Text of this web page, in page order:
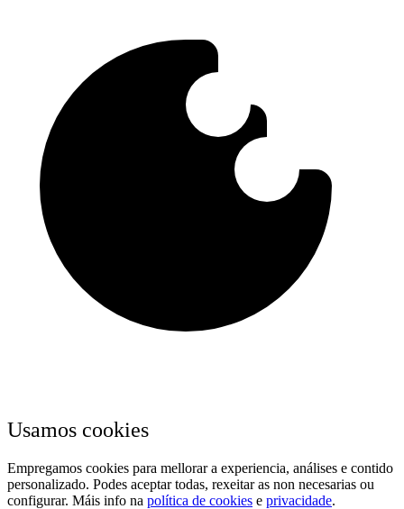
Usamos cookies
Empregamos cookies para mellorar a experiencia, análises e contido
personalizado. Podes aceptar todas, rexeitar as non necesarias ou
configurar. Máis info na política de cookies e privacidade.